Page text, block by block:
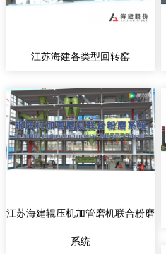
江苏海建各类型回转窑
江苏海建辊压机加管磨机联合粉磨
系统